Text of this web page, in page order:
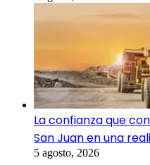
La confianza que
San Juan en una
5 agosto, 2026